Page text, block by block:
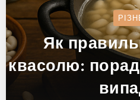
Як
квасолю: